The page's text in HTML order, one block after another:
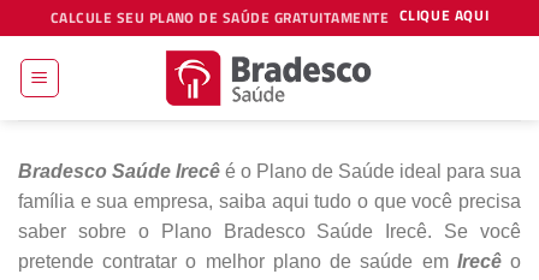
to
content
CALCULE SEU PLANO DE SAÚDE GRATUITAMENTE CLIQUE AQUI
Bradesco Saúde Irecê é o Plano de Saúde ideal para sua
família e sua empresa, saiba aqui tudo o que você precisa
saber sobre o Plano Bradesco Saúde Irecê. Se você
pretende contratar o melhor plano de saúde em Irecêo